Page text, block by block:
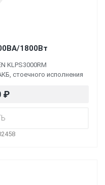
1800Вт
KLPS3000RM
стоечного исполнения
₽